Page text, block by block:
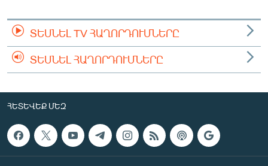
ՏԵՍՆԵԼ TV ՀԱՂՈՐԴՈՒՄՆԵՐԸ
ՏԵՍՆԵԼ ՀԱՂՈՐԴՈՒՄՆԵՐԸ
ՀԵՏԵՎԵՔ ՄԵԶ